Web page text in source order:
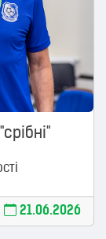
21.06.2026